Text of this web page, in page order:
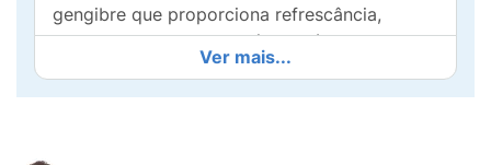
gengibre que proporciona refrescância,
enquanto o coco preenche sua boca por uma
sensação suave e doce.Proteja seu sorriso
cheio de vida.
Ver mais...